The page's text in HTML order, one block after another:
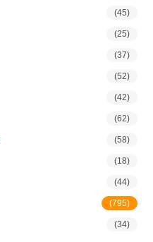
(45)
(25)
(37)
(52)
(42)
(62)
(58)
(18)
(44)
(795)
(34)